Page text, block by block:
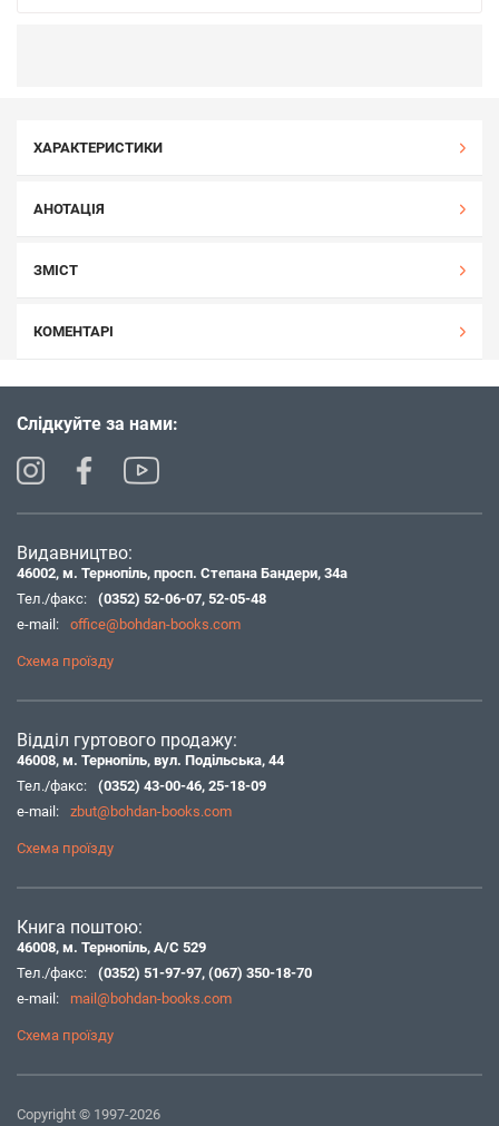
ХАРАКТЕРИСТИКИ
АНОТАЦІЯ
ЗМІСТ
КОМЕНТАРІ
Слідкуйте за нами:
Видавництво:
46002, м. Тернопіль, просп. Степана Бандери, 34а
Тел./факс:
(0352) 52-06-07, 52-05-48
e-mail:
office@bohdan-books.com
Схема проїзду
Відділ гуртового продажу:
46008, м. Тернопіль, вул. Подільська, 44
Тел./факс:
(0352) 43-00-46, 25-18-09
e-mail:
zbut@bohdan-books.com
Схема проїзду
Книга поштою:
46008, м. Тернопіль, А/С 529
Тел./факс:
(0352) 51-97-97, (067) 350-18-70
e-mail:
mail@bohdan-books.com
Схема проїзду
Copyright © 1997-2026